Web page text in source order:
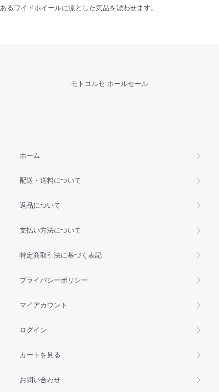
あるワイドホイールに凛とした気品を漂わせます。
モトコルセ ホールセール
ホーム
配送・送料について
返品について
支払い方法について
特定商取引法に基づく表記
プライバシーポリシー
マイアカウント
ログイン
カートを見る
お問い合わせ